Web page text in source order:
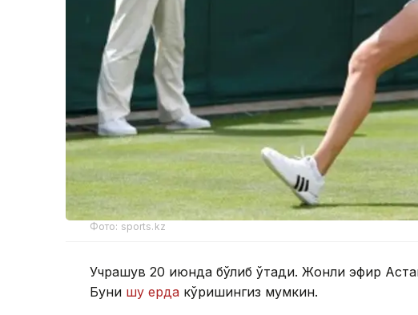
Фото: sports.kz
Учрашув 20 июнда бўлиб ўтади. Жонли эфир
Буни шу ерда кўришингиз мумкин.